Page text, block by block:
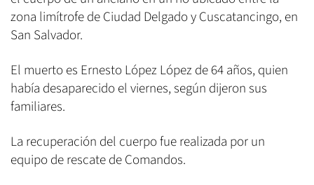
zona limítrofe de Ciudad Delgado y Cuscatancingo, en
San Salvador.
El muerto es Ernesto López López de 64 años, quien
había desaparecido el viernes, según dijeron sus
familiares.
La recuperación del cuerpo fue realizada por un
equipo de rescate de Comandos.